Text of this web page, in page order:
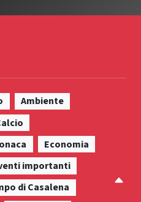
Ambiente
Economia
importanti
di Casalena